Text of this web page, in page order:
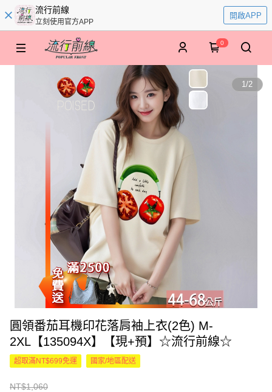
流行前線
立刻使用官方APP
開啟APP
0
1/2
圓領番茄耳機印花落肩袖上衣(2色) M-
2XL【135094X】【現+預】☆流行前線☆
超取滿NT$699免運 國家/地區配送
NT$1,060